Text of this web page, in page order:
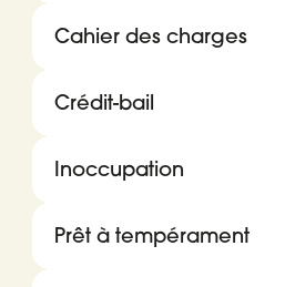
Cahier des charges
Crédit-bail
Inoccupation
Prêt à tempérament